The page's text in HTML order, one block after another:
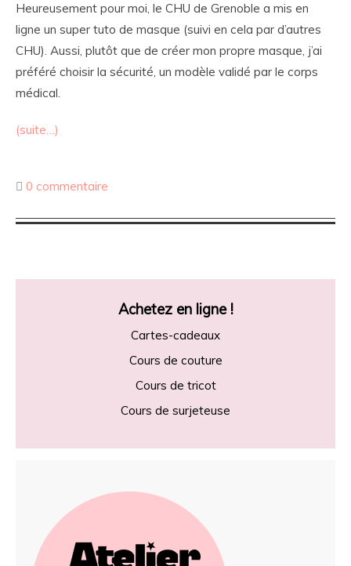
Heureusement pour moi, le CHU de Grenoble a mis en
ligne un super tuto de masque (suivi en cela par d’autres
CHU). Aussi, plutôt que de créer mon propre masque, j’ai
préféré choisir la sécurité, un modèle validé par le corps
médical.
(suite…)
0 commentaire
Achetez en ligne !
Cartes-cadeaux
Cours de couture
Cours de tricot
Cours de surjeteuse